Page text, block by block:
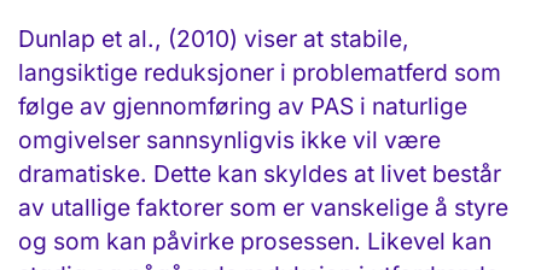
Dunlap et al., (2010) viser at stabile,
langsiktige reduksjoner i problematferd som
følge av gjennomføring av PAS i naturlige
omgivelser sannsynligvis ikke vil være
dramatiske. Dette kan skyldes at livet består
av utallige faktorer som er vanskelige å styre
og som kan påvirke prosessen. Likevel kan